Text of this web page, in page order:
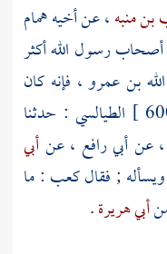
منبه، عن أخيههمام
رسول الله أكثر
بن عمرو، فإنه كان
الطيالسي : حدثنا
، عنأبي رافع ، عنأبي
; فقالكعب : ما
أبي هريرة.